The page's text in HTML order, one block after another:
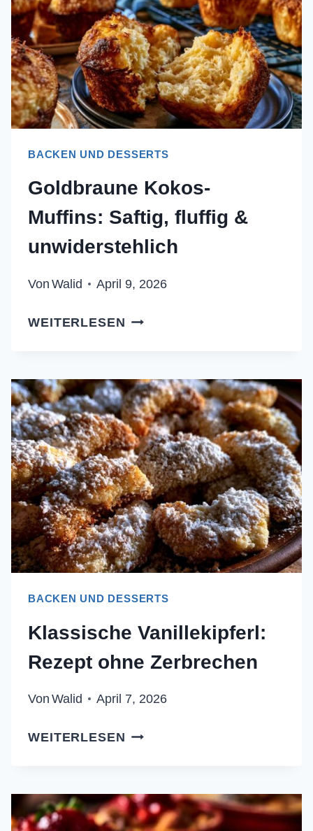
REZEPT
BACKEN UND DESSERTS
Goldbraune Kokos-
Muffins: Saftig, fluffig &
unwiderstehlich
Von Walid April 9, 2026
WEITERLESEN GOLDBRAUNE
SAFTIG,
FLUFFIG
&
UNWIDERSTEHLICH
BACKEN UND DESSERTS
Klassische Vanillekipferl:
Rezept ohne Zerbrechen
Von Walid April 7, 2026
WEITERLESEN KLASSISCHE
OHNE
ZERBRECHEN